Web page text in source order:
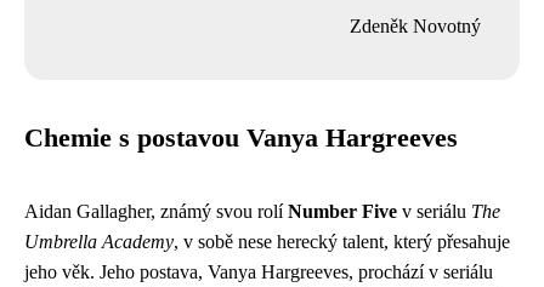
Zdeněk Novotný
Chemie s postavou Vanya Hargreeves
Aidan Gallagher, známý svou rolíNumber Five v seriálu The
Umbrella Academy, v sobě nese herecký talent, který přesahuje
jeho věk. Jeho postava, Vanya Hargreeves, prochází v seriálu